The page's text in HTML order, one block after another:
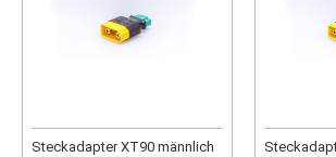
Steckadapter XT90 männlich